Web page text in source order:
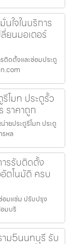
ใจในบริการ
ยนมอเตอร์
ติดตั้งและซ่อมประตู
ท.com
โมท ประตูรั้ว
ราคาถูก
ายประตูรีโมท ประตู
รหล
ารรับติดตั้ง
ตโนมัติ ครบ
อมแซ่ม ปรับปรุง
มบริ
าม5นนทบุรี รับ